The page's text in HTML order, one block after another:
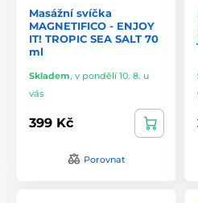
Masážní svíčka
MAGNETIFICO - ENJOY
IT! TROPIC SEA SALT 70
ml
Skladem, v pondělí 10. 8. u
vás
399 Kč
Porovnat